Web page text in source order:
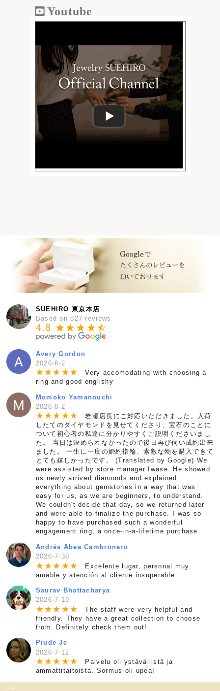
Youtube
SUEHIRO 東京本店
Based on 827 reviews
4.8 ★★★★★
☆
Avery Gordon
2026-8-2
★★★ ★★
Very accomodating with choosing a
ring and good englishy
Momoko Yamanouchi
2026-8-2
★★★ ★★
岩瀬店長にご対応いただきました。入荷
したてのダイヤモンドを見せてくださり、宝石のことに
ついて初心者の私達に分かりやすくご説明くださいまし
た。 当日は決められなかったので後日再び伺い成約出来
ました。 一生に一度の婚約指輪、素敵な物を購入できて
とても嬉しかったです。 (Translated by Google) We
were assisted by store manager Iwase. He showed
us newly arrived diamonds and explained
everything about gemstones in a way that was
easy for us, as we are beginners, to understand.
We couldn't decide that day, so we returned later
and were able to finalize the purchase. I was so
happy to have purchased such a wonderful
engagement ring, a once-in-a-lifetime purchase.
Andrés Abea Cambronero
2026-7-30
★★★ ★★
Excelente lugar, personal muy
amable y atención al cliente insuperable.
Saurav Bhattacharya
2026-7-19
★★★ ★★
The staff were very helpful and
friendly. They have a great collection to choose
from. Definitely check them out!
Piude Je
2026-7-12
★★★ ★★
Palvelu oli ystävällistä ja
ammattitaitoista. Sormus oli upea!